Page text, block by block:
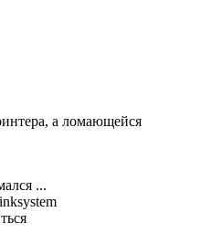
а ломающейся
...